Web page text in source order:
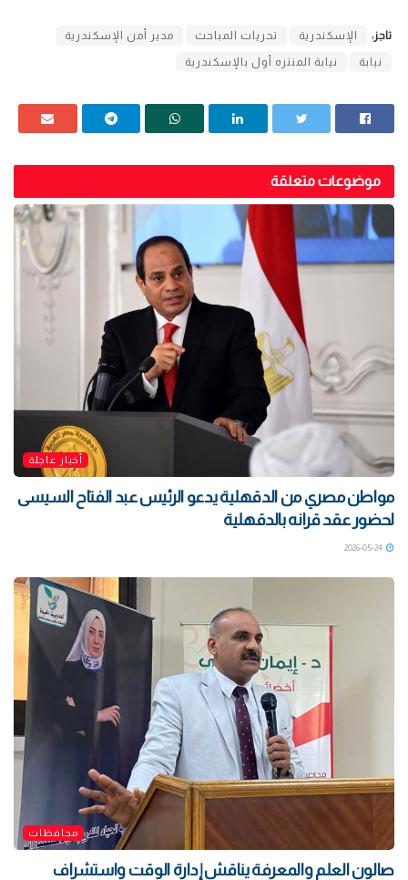
تاجز: الإسكندرية تحريات المباحث مدير أمن الإسكندرية
نيابة نيابة المنتزه أول بالإسكندرية
موضوعات متعلقة
أخبار عاجلة
مواطن مصري من الدقهلية يدعو الرئيس عبد الفتاح السيسى
لحضور عقد قرانه بالدقهلية
محافظات
صالون العلم والمعرفة يناقش إدارة الوقت واستشراف